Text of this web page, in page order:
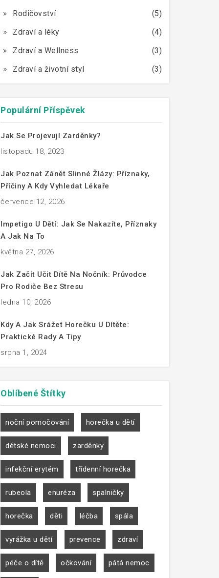
Rodičovství
(5)
Zdraví a léky
(4)
Zdraví a Wellness
(3)
Zdraví a životní styl
(3)
Populární Příspěvek
Jak Se Projevují Zarděnky?
listopadu 18, 2023
Jak Poznat Zánět Slinné Žlázy: Příznaky,
Příčiny A Kdy Vyhledat Lékaře
července 12, 2026
Impetigo U Dětí: Jak Se Nakazíte, Příznaky
A Jak Na To
května 27, 2026
Jak Začít Učit Dítě Na Nočník: Průvodce
Pro Rodiče Bez Stresu
ledna 10, 2026
Kdy A Jak Srážet Horečku U Dítěte:
Praktické Rady A Tipy
srpna 1, 2024
Oblíbené Štítky
noční pomočování horečka u dětí
dětské nemoci zarděnky
infekční erytém třídenní horečka
rubeola enuréza spalničky
horečka děti léčba spála
vyrážka u dětí prevence zdraví
péče o dítě očkování pátá nemoc